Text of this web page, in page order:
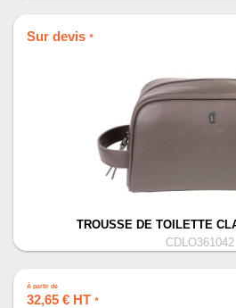
Sur devis *
TROUSSE DE TOILETTE
CDLO361042
À partir de
32,65 € HT *